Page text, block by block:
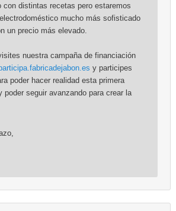
con distintas recetas pero estaremos
mucho más sofisticado
un precio más elevado.
nuestra campaña de financiación
y participes
poder hacer realidad esta primera
poder seguir avanzando para crear la